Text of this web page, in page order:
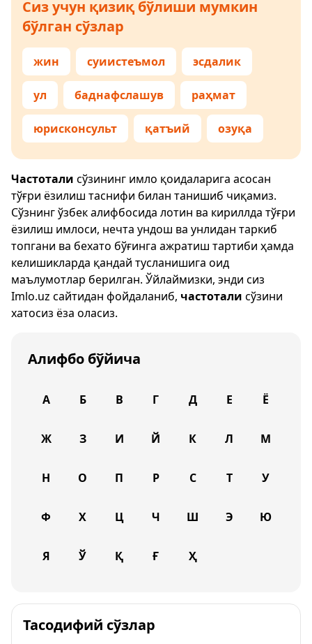
Сиз учун қизиқ бўлиши мумкин
бўлган сўзлар
жин суиистеъмол эсдалик
ул баднафслашув раҳмат
юрисконсульт қатъий озуқа
Частотали сўзининг имло қоидаларига асосан
тўғри ёзилиш таснифи билан танишиб чиқамиз.
Сўзнинг ўзбек алифбосида лотин ва кириллда тўғри
ёзилиш имлоси, нечта ундош ва унлидан таркиб
топгани ва бехато бўғинга ажратиш тартиби ҳамда
келишикларда қандай тусланишига оид
маълумотлар берилган. Ўйлаймизки, энди сиз
Imlo.uz сайтидан фойдаланиб, частотали сўзини
хатосиз ёза оласиз.
Алифбо бўйича
А Б В Г Д Е Ё
Ж З И Й К Л М
Н О П Р С Т У
Ф Х Ц Ч Ш Э Ю
Я Ў Қ Ғ Ҳ
Тасодифий сўзлар